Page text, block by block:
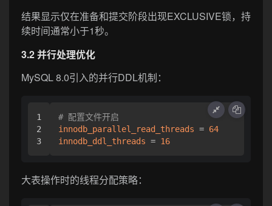
结果显示仅在准备和提交阶段出现EXCLUSIVE锁，持
续时间通常小于1秒。
3.2 并行处理优化
MySQL 8.0引入的并行DDL机制：
1
2
# 配置文件开启
innodb_parallel_read_threads = 64
innodb_ddl_threads = 16
大表操作时的线程分配策略：